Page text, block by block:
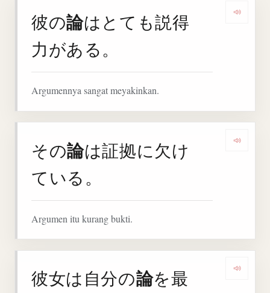
彼の論はとても説得
力がある。
Argumennya sangat meyakinkan.
その論は証拠に欠け
ている。
Argumen itu kurang bukti.
彼女は自分の論を最